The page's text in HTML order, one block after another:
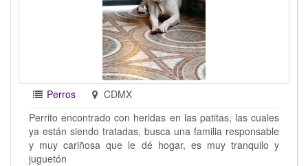
Perros
CDMX
Perrito encontrado con heridas en las patitas, las cuales
ya están siendo tratadas, busca una familia responsable
y muy cariñosa que le dé hogar, es muy tranquilo y
juguetón